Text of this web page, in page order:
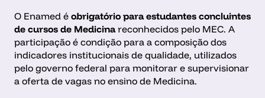
O Enamed é obrigatório para estudantes concluintes
de cursos de Medicina reconhecidos pelo MEC. A
participação é condição para a composição dos
indicadores institucionais de qualidade, utilizados
pelo governo federal para monitorar e supervisionar
a oferta de vagas no ensino de Medicina.